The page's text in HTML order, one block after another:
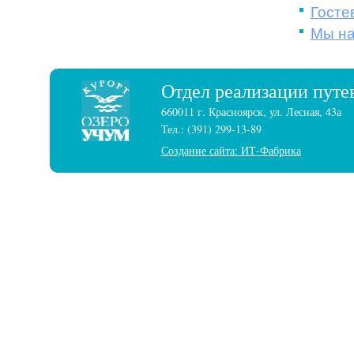
Мы
Отдел реализации
660011 г. Красноярск, ул. Лесная, 43а
Тел.: (391) 299-13-89
Создание сайта: ИТ-Фабрика